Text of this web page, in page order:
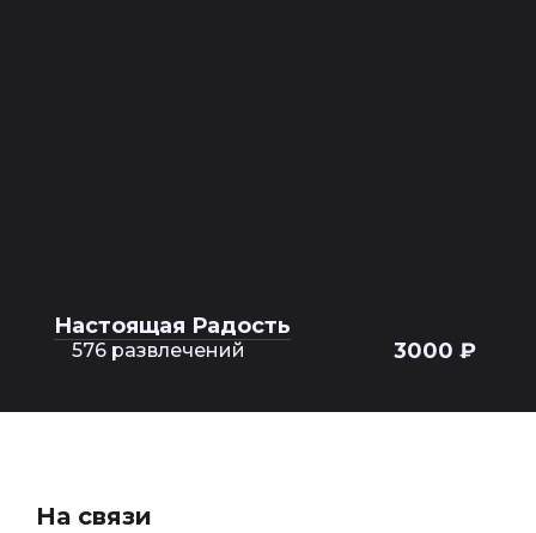
Настоящая Радость
576 развлечений 3000 ₽
На связи